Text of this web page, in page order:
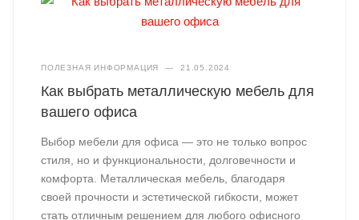
ПОЛЕЗНАЯ ИНФОРМАЦИЯ — 21.05.2024
Как выбрать металлическую мебель для
вашего офиса
Выбор мебели для офиса — это не только вопрос
стиля, но и функциональности, долговечности и
комфорта. Металлическая мебель, благодаря
своей прочности и эстетической гибкости, может
стать отличным решением для любого офисного